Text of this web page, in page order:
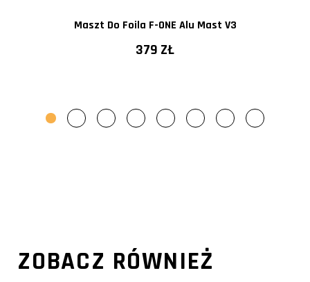
Maszt Do Foila F-ONE Alu Mast V3
379 ZŁ
ZOBACZ RÓWNIEŻ